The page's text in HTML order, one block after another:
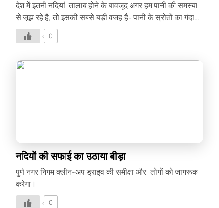
देश में इतनी नदियां, तालाब होने के बावजूद अगर हम पानी की समस्या
से जूझ रहे है, तो इसकी सबसे बड़ी वजह है- पानी के स्रोतों का गंदा
होना। नदियों और तालाबों में बेतहाशा गंदगी और कचरा डाला जा रहा
है, जिससे पानी इस्तेमाल लायक नहीं रहता। पानी की कमी के बावजूद
इंजीनियर ने इस ओर ध्यान दिया और दस तालाबों का कायाकल्प कर
0
नदियों की सफाई का उठाया बीड़ा
पुणे नगर निगम क्लीन-अप ड्राइव की समीक्षा और लोगों को जागरूक
करेगा।
0